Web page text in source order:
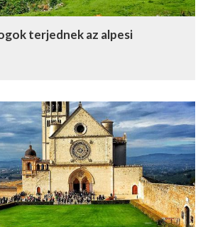
terjednek az alpesi